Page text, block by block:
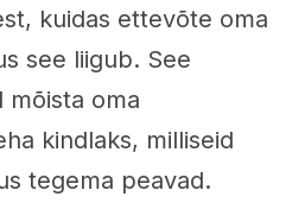
kuidas ettevõte oma
see liigub. See
oma
kindlaks, milliseid
tegema peavad.